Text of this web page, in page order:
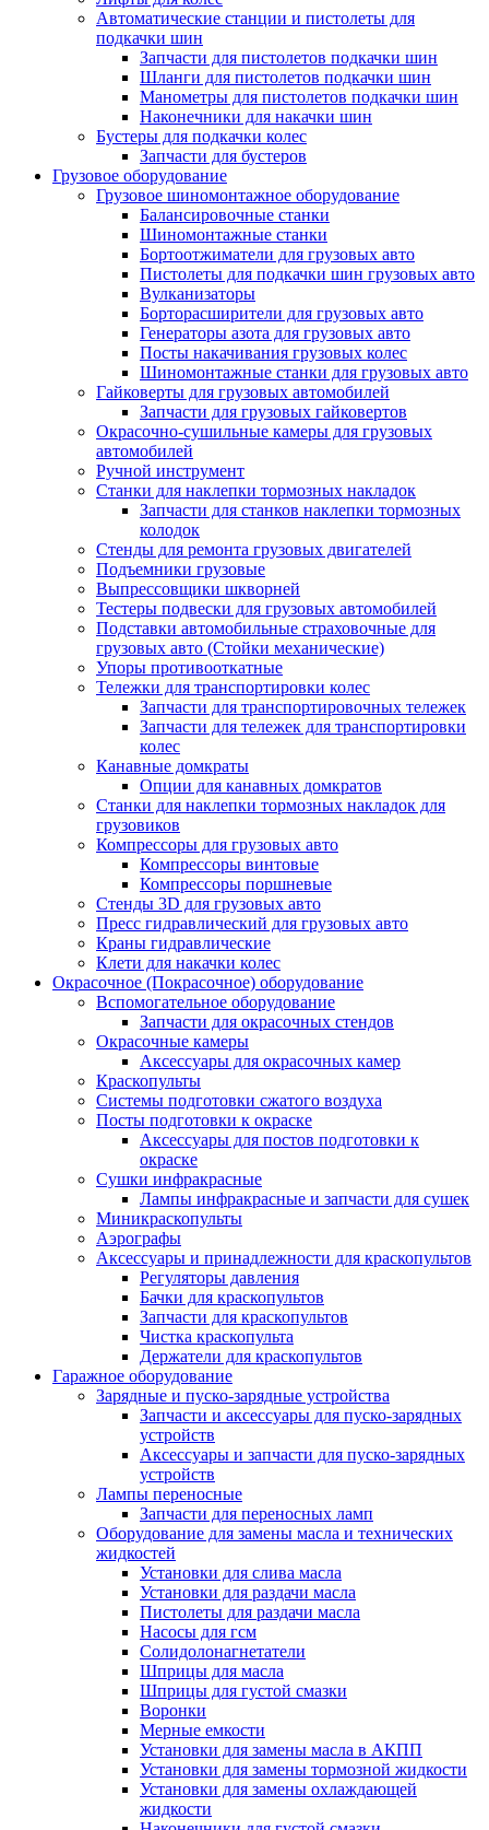
Автоматические станции и пистолеты для
подкачки шин
Запчасти для пистолетов подкачки шин
Шланги для пистолетов подкачки шин
Манометры для пистолетов подкачки шин
Наконечники для накачки шин
Бустеры для подкачки колес
Запчасти для бустеров
Грузовое оборудование
Грузовое шиномонтажное оборудование
Балансировочные станки
Шиномонтажные станки
Бортоотжиматели для грузовых авто
Пистолеты для подкачки шин грузовых авто
Вулканизаторы
Борторасширители для грузовых авто
Генераторы азота для грузовых авто
Посты накачивания грузовых колес
Шиномонтажные станки для грузовых авто
Гайковерты для грузовых автомобилей
Запчасти для грузовых гайковертов
Окрасочно-сушильные камеры для грузовых
автомобилей
Ручной инструмент
Станки для наклепки тормозных накладок
Запчасти для станков наклепки тормозных
колодок
Стенды для ремонта грузовых двигателей
Подъемники грузовые
Выпрессовщики шкворней
Тестеры подвески для грузовых автомобилей
Подставки автомобильные страховочные для
грузовых авто (Стойки механические)
Упоры противооткатные
Тележки для транспортировки колес
Запчасти для транспортировочных тележек
Запчасти для тележек для транспортировки
колес
Канавные домкраты
Опции для канавных домкратов
Станки для наклепки тормозных накладок для
грузовиков
Компрессоры для грузовых авто
Компрессоры винтовые
Компрессоры поршневые
Стенды 3D для грузовых авто
Пресс гидравлический для грузовых авто
Краны гидравлические
Клети для накачки колес
Окрасочное (Покрасочное) оборудование
Вспомогательное оборудование
Запчасти для окрасочных стендов
Окрасочные камеры
Аксессуары для окрасочных камер
Краскопульты
Системы подготовки сжатого воздуха
Посты подготовки к окраске
Аксессуары для постов подготовки к
окраске
Сушки инфракрасные
Лампы инфракрасные и запчасти для сушек
Миникраскопульты
Аэрографы
Аксессуары и принадлежности для краскопультов
Регуляторы давления
Бачки для краскопультов
Запчасти для краскопультов
Чистка краскопульта
Держатели для краскопультов
Гаражное оборудование
Зарядные и пуско-зарядные устройства
Запчасти и аксессуары для пуско-зарядных
устройств
Аксессуары и запчасти для пуско-зарядных
устройств
Лампы переносные
Запчасти для переносных ламп
Оборудование для замены масла и технических
жидкостей
Установки для слива масла
Установки для раздачи масла
Пистолеты для раздачи масла
Насосы для гсм
Солидолонагнетатели
Шприцы для масла
Шприцы для густой смазки
Воронки
Мерные емкости
Установки для замены масла в АКПП
Установки для замены тормозной жидкости
Установки для замены охлаждающей
жидкости